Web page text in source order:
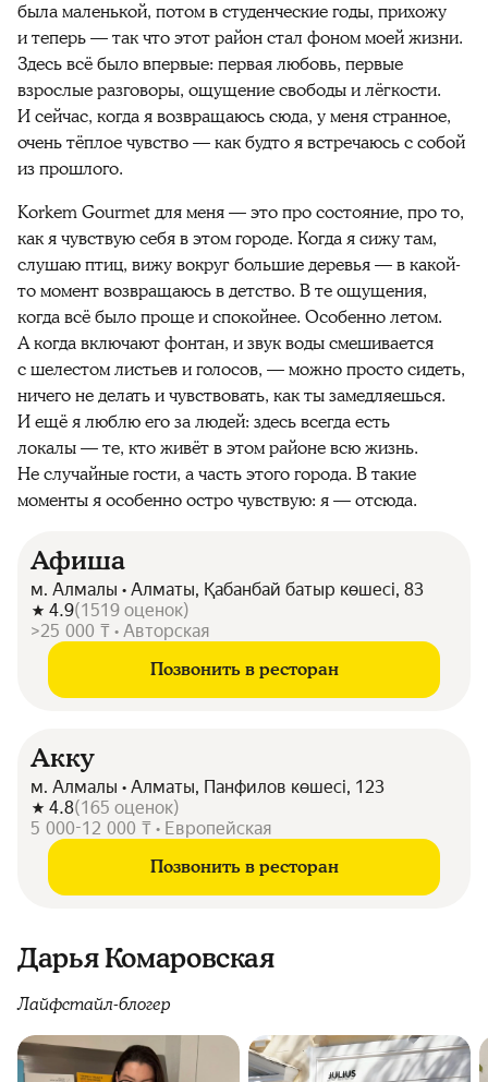
была маленькой, потом в студенческие годы, прихожу
и теперь — так что этот район стал фоном моей жизни.
Здесь всё было впервые: первая любовь, первые
взрослые разговоры, ощущение свободы и лёгкости.
И сейчас, когда я возвращаюсь сюда, у меня странное,
очень тёплое чувство — как будто я встречаюсь с собой
из прошлого.
Korkem Gourmet для меня — это про состояние, про то,
как я чувствую себя в этом городе. Когда я сижу там,
слушаю птиц, вижу вокруг большие деревья — в какой-
то момент возвращаюсь в детство. В те ощущения,
когда всё было проще и спокойнее. Особенно летом.
А когда включают фонтан, и звук воды смешивается
с шелестом листьев и голосов, — можно просто сидеть,
ничего не делать и чувствовать, как ты замедляешься.
И ещё я люблю его за людей: здесь всегда есть
локалы — те, кто живёт в этом районе всю жизнь.
Не случайные гости, а часть этого города. В такие
моменты я особенно остро чувствую: я — отсюда.
Афиша
м. Алмалы • Алматы, Қабанбай батыр көшесі, 83
4.9(1519 оценок)
>25 000 ₸ • Авторская
Позвонить в ресторан
Акку
м. Алмалы • Алматы, Панфилов көшесі, 123
4.8(165 оценок)
5 000-12 000 ₸ • Европейская
Позвонить в ресторан
Дарья Комаровская
Лайфстайл-блогер